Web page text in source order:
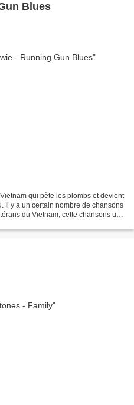
Blues
qui pète les plombs et devient
Il y a un certain nombre de chansons
du Vietnam, cette chansons une